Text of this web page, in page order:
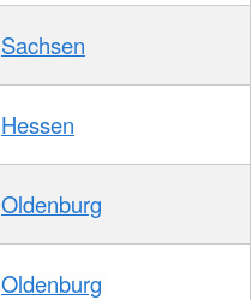
Sachsen
Hessen
Oldenburg
Oldenburg